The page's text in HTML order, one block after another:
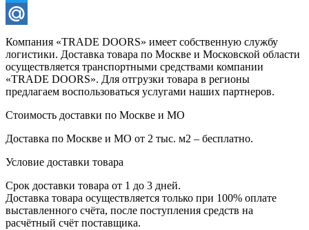
Twitter
Mail.Ru
Компания «TRADE DOORS» имеет собственную службу
логистики. Доставка товара по Москве и Московской области
осуществляется транспортными средствами компании
«TRADE DOORS». Для отгрузки товара в регионы
предлагаем воспользоваться услугами наших партнеров.
Стоимость доставки по Москве и МО
Доставка по Москве и МО от 2 тыс. м2 – бесплатно.
Условие доставки товара
Срок доставки товара от 1 до 3 дней.
Доставка товара осуществляется только при 100% оплате
выставленного счёта, после поступления средств на
расчётный счёт поставщика.